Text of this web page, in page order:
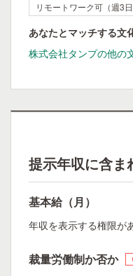
リモートワーク可（週3日
あなたとマッチする文
株式会社タンプの他の
提示年収に含ま
基本給（月）
年収を表示する権限が
裁量労働制か否か